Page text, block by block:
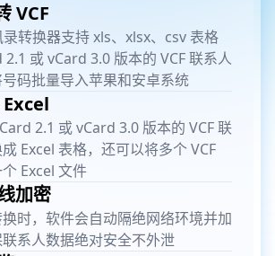
VCF
转换器支持 xls、xlsx、csv 表格
或 vCard 3.0 版本的 VCF 联系人
码批量导入苹果和安卓系统
2.1 或 vCard 3.0 版本的 VCF 联
Excel 表格，还可以将多个 VCF
Excel 文件
加密
时，软件会自动隔绝网络环境并加
系人数据绝对安全不外泄